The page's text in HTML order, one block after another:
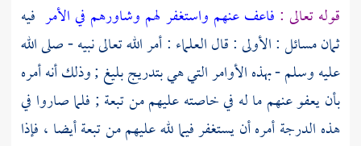
قوله تعالى : فاعف عنهم واستغفر لهم وشاورهم في الأمر فيه
ثمان مسائل : الأولى : قال العلماء : أمر الله تعالى نبيه - صلى الله
عليه وسلم - بهذه الأوامر التي هي بتدريج بليغ ; وذلك أنه أمره
بأن يعفو عنهم ما له في خاصته عليهم من تبعة ; فلما صاروا في
هذه الدرجة أمره أن يستغفر فيما لله عليهم من تبعة أيضا ، فإذا